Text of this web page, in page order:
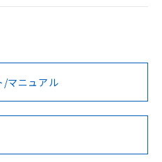
/会員登録
ただく前に、以下を必ずお読
BV型式承認
（フランス
KR型式
（韓国
No No
/マニュアル